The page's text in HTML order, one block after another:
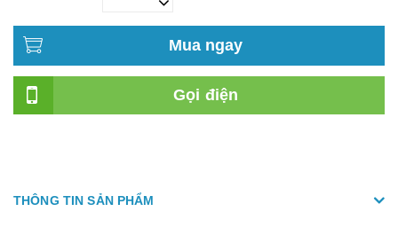
Mua ngay
Gọi điện
THÔNG TIN SẢN PHẨM